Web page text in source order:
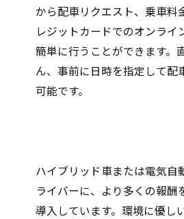
から配車リクエスト、乗車料
レジットカードでのオンライ
簡単に行うことができます。
ん、事前に日時を指定して配
可能です。
ハイブリッド車または電気自
ライバーに、より多くの報酬
導入しています。環境に優し